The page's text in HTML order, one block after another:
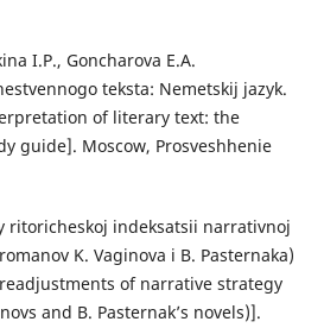
I.P., Goncharova E.A.
teksta: Nemetskij jazyk.
of literary text: the
guide]. Moscow, Prosveshhenie
ritoricheskoj indeksatsii narrativnoj
K. Vaginova i B. Pasternaka)
of narrative strategy
and B. Pasternak’s novels)].